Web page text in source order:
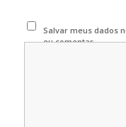
Salvar meus dados
eu comentar.